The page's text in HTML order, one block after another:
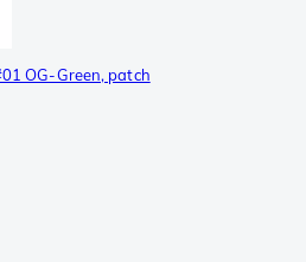
OG-Green, patch